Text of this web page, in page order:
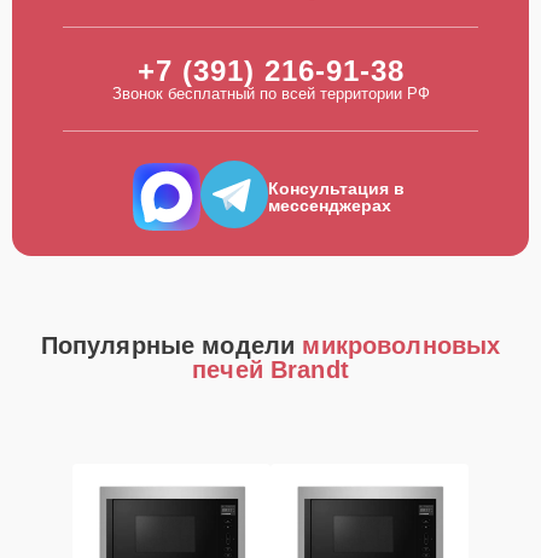
+7 (391) 216-91-38
Звонок бесплатный по всей территории РФ
Консультация в
мессенджерах
Популярные модели микроволновых
печей Brandt